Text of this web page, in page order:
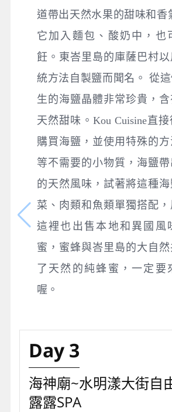
道帶出天然水果的甜味和香
它加入麵包、酸奶中，也
飪。東峇里島的庫薩巴村
統方法自製鹽而聞名。 從
生的海鹽晶體非常珍貴，含
天然甜味。Kou Cuisine直
購買海鹽，並使用特殊的
等不需要的小物質，海鹽
的天然風味，試著將這種
菜、肉類和魚類單獨搭配，
這裡也出售本地和異國風
蜜，蜜蜂與峇里島的大自
了天然的純蜂蜜，一定要
喔。
Day 3
海神廟~水明漾大街自
露露SPA